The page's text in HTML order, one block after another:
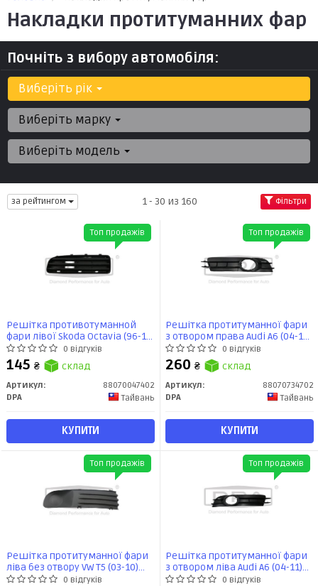
Накладки протитуманних фар
Почніть з вибору автомобіля:
Виберіть рік
Виберіть марку
Виберіть модель
за рейтингом 1 - 30 из 160 Фільтри
Решітка противотуманной
фари лівої Skoda Octavia (96-10)
(88070047402) DPA
0 відгуків
145 ₴ склад
Артикул:
88070047402
DPA
Тайвань
КУПИТИ
Топ продажів
Решітка протитуманної фари
з отвором права Audi A6 (04-11)
(88070734702) DPA
0 відгуків
260 ₴ склад
Артикул:
88070734702
DPA
Тайвань
КУПИТИ
Топ продажів
Решітка протитуманної фари
ліва без отвору VW T5 (03-10)
(88070065402) DPA
0 відгуків
Топ продажів
Решітка протитуманної фари
з отвором ліва Audi A6 (04-11)
(88070734602) DPA
0 відгуків
Топ продажів